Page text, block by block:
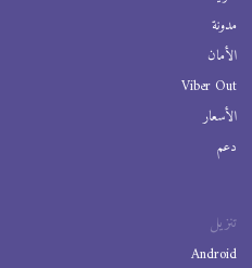
مدونة
الأمان
Viber Out
الأسعار
دعم
تنزيل
Android